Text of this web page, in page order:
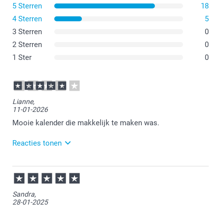
5 Sterren
18
4 Sterren
5
3 Sterren
0
2 Sterren
0
1 Ster
0
Lianne,
11-01-2026
Mooie kalender die makkelijk te maken was.
Reacties tonen
12-01-2026
11:21
Dat is goed om te lezen.
Veel plezier van de kalender.
Sandra,
28-01-2025